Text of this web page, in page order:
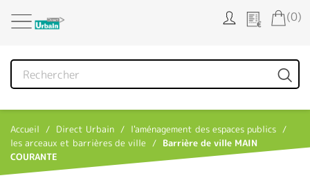
(0)
Accueil Direct Urbain
l'aménagement des espaces publics
les arceaux et barrières de ville
Barrière de ville MAIN
COURANTE